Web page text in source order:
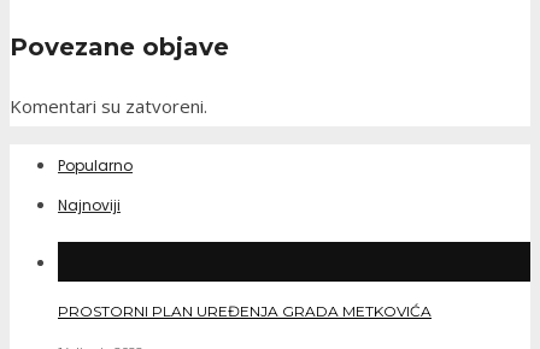
Povezane objave
Komentari su zatvoreni.
Popularno
Najnoviji
PROSTORNI PLAN UREĐENJA GRADA METKOVIĆA